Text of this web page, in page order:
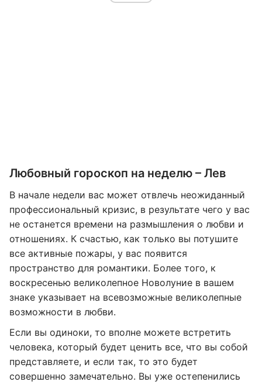
Любовный гороскоп на неделю – Лев
В начале недели вас может отвлечь неожиданный
профессиональный кризис, в результате чего у вас
не останется времени на размышления о любви и
отношениях. К счастью, как только вы потушите
все активные пожары, у вас появится
пространство для романтики. Более того, к
воскресенью великолепное Новолуние в вашем
знаке указывает на всевозможные великолепные
возможности в любви.
Если вы одиноки, то вполне можете встретить
человека, который будет ценить все, что вы собой
представляете, и если так, то это будет
совершенно замечательно. Вы уже остепенились